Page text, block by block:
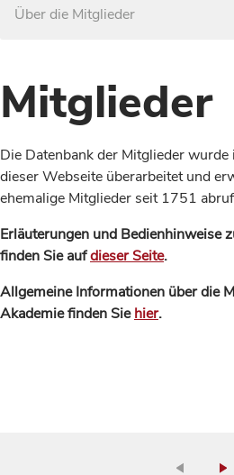
Über die Mitglieder
Mitglieder
Die Datenbank der Mitglieder
dieser Webseite überarbeitet und
ehemalige Mitglieder seit 1751
Erläuterungen und Bedienhinweise
finden Sie aufdieser Seite.
Allgemeine Informationen über die
Akademie finden Siehier.